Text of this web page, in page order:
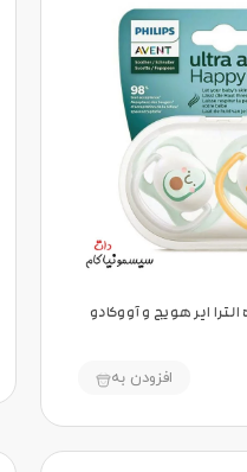
اونت 0 تا 6 ماه الترا ایر هویج و آووکادو
افزودن به